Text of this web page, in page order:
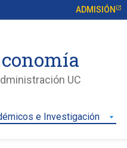
ADMISIÓN
UC
e Investigación arrow_drop_down